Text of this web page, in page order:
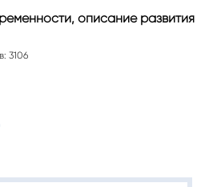
описание развития
3106